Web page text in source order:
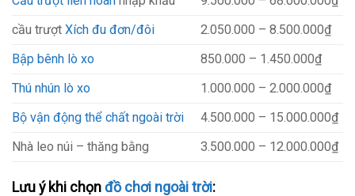
cầu trượt Xích đu đơn/đôi
2.050.000 – 8.500.000₫
Bập bênh lò xo
850.000 – 1.450.000₫
Thú nhún lò xo
1.000.000 – 2.000.000₫
Bộ vận động thể chất ngoài trời
4.500.000 – 15.000.000₫
Nhà leo núi – thăng bằng
3.500.000 – 12.000.000₫
Lưu ý khi chọnđồ chơi ngoài trời: